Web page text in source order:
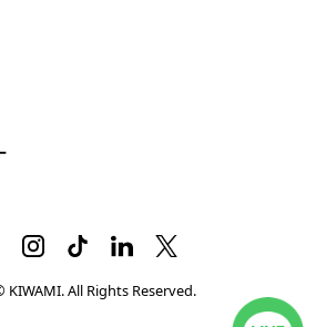
KIWAMI. All Rights Reserved.